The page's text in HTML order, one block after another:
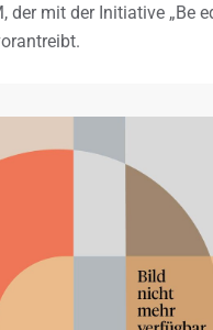
der mit der Initiative „Be